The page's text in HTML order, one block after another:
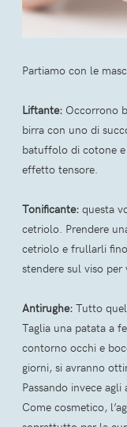
Partiamo con le
Liftante: Occorrono
birra con uno di
batuffolo di cotone e
effetto tensore.
Tonificante: questa
cetriolo. Prendere
cetriolo e frullarli
stendere sul viso
Antirughe: Tutto
Taglia una patata a
contorno occhi e
giorni, si avranno
Passando invece
Come cosmetico,